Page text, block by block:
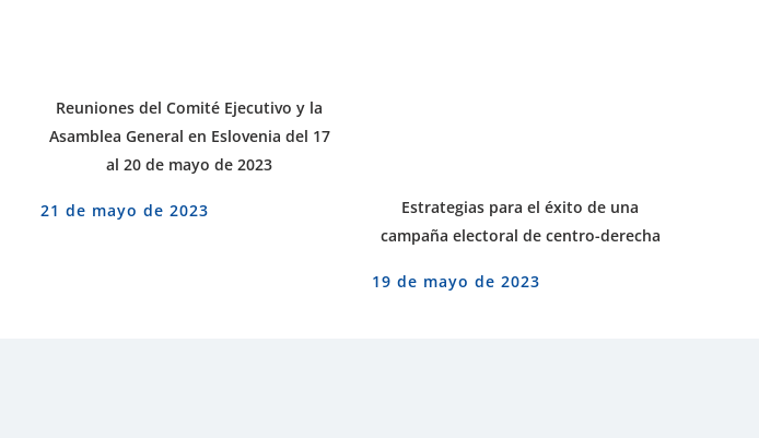
Reuniones del Comité Ejecutivo y la
Asamblea General en Eslovenia del 17
al 20 de mayo de 2023
21 de mayo de 2023
Estrategias para el éxito de una
campaña electoral de centro-derecha
19 de mayo de 2023